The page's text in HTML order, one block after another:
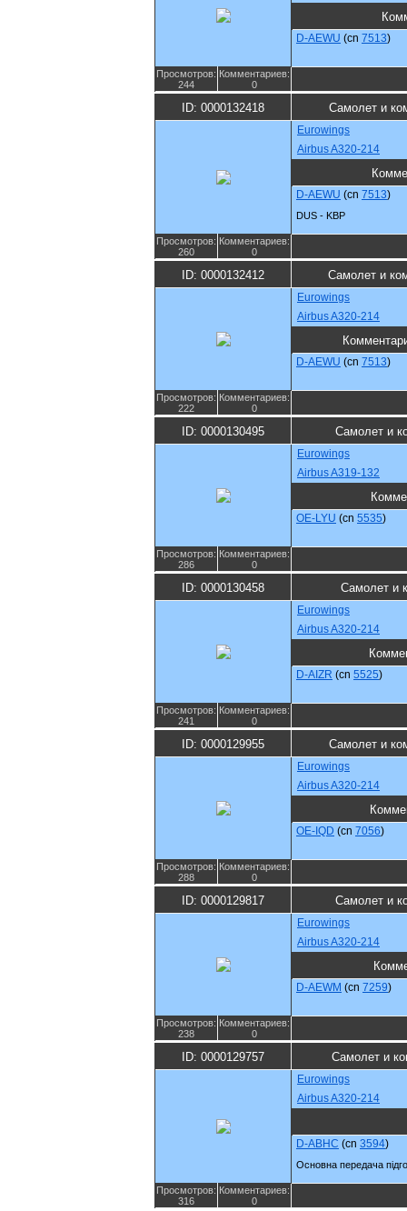
D-AEWU (cn 7513)
Просмотров:
244
Комментариев:
0
ID: 0000132418 Самолет и
Eurowings
Airbus A320-214
D-AEWU (cn 7513)
DUS - KBP
Просмотров:
260
Комментариев:
0
ID: 0000132412 Самолет и
Eurowings
Airbus A320-214
D-AEWU (cn 7513)
Просмотров:
222
Комментариев:
0
ID: 0000130495 Самолет и
Eurowings
Airbus A319-132
OE-LYU (cn 5535)
Просмотров:
286
Комментариев:
0
ID: 0000130458 Самолет и
Eurowings
Airbus A320-214
D-AIZR (cn 5525)
Просмотров:
241
Комментариев:
0
ID: 0000129955 Самолет и
Eurowings
Airbus A320-214
OE-IQD (cn 7056)
Просмотров:
288
Комментариев:
0
ID: 0000129817 Самолет и
Eurowings
Airbus A320-214
D-AEWM (cn 7259)
Просмотров:
238
Комментариев:
0
ID: 0000129757 Самолет и
Eurowings
Airbus A320-214
D-ABHC (cn 3594)
Основна передача
Просмотров:
316
Комментариев:
0